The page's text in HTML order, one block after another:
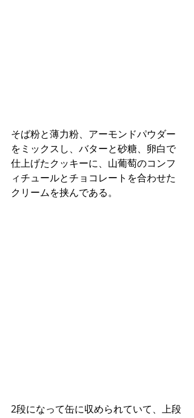
そば粉と薄力粉、アーモンドパウダー
をミックスし、バターと砂糖、卵白で
仕上げたクッキーに、山葡萄のコンフ
ィチュールとチョコレートを合わせた
クリームを挟んである。
2段になって缶に収められていて、上段